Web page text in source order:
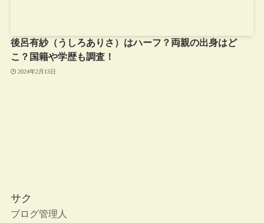
後呂有紗（うしろありさ）はハーフ？両親の出身はど
こ？国籍や学歴も調査！
2024年2月13日
サク
ブログ管理人